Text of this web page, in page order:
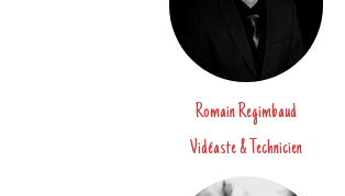
Romain Regimbaud
Vidéaste & Technicien